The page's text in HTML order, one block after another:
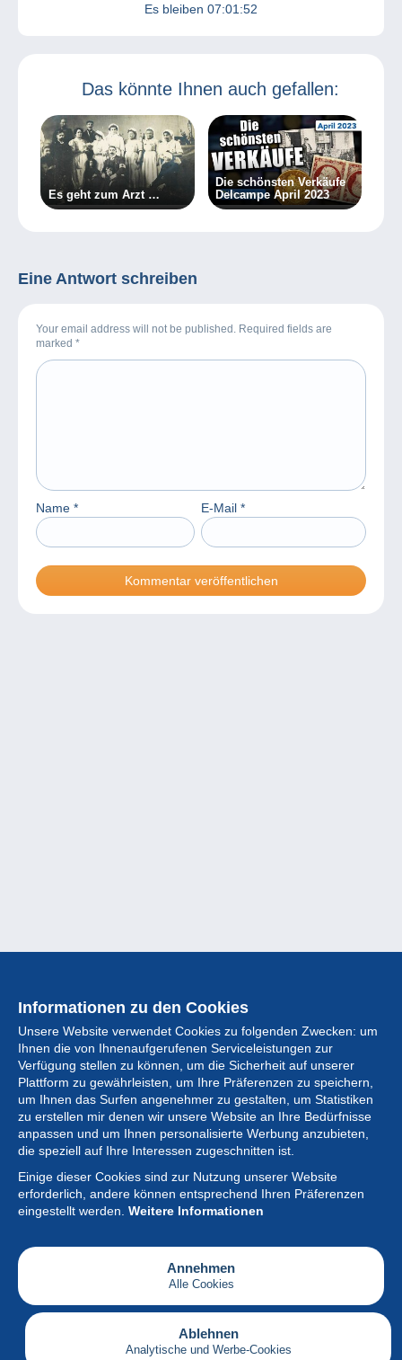
Es bleiben 07:01:52
Das könnte Ihnen auch gefallen:
Es geht zum Arzt …
Die schönsten Verkäufe
Delcampe April 2023
Eine Antwort schreiben
Your email address will not be published. Required fields are
marked *
Name * E-Mail *
Informationen zu den Cookies
Unsere Website verwendet Cookies zu folgenden Zwecken: um
Ihnen die von Ihnenaufgerufenen Serviceleistungen zur
Verfügung stellen zu können, um die Sicherheit auf unserer
Plattform zu gewährleisten, um Ihre Präferenzen zu speichern,
um Ihnen das Surfen angenehmer zu gestalten, um Statistiken
zu erstellen mir denen wir unsere Website an Ihre Bedürfnisse
anpassen und um Ihnen personalisierte Werbung anzubieten,
die speziell auf Ihre Interessen zugeschnitten ist.
Einige dieser Cookies sind zur Nutzung unserer Website
erforderlich, andere können entsprechend Ihren Präferenzen
eingestellt werden. Weitere Informationen
Annehmen
Alle Cookies
Ablehnen
Analytische und Werbe-Cookies
Sammlung
Neuigkeiten
Artikel
Gesellschaft
Serviceleistungen
Schreiben